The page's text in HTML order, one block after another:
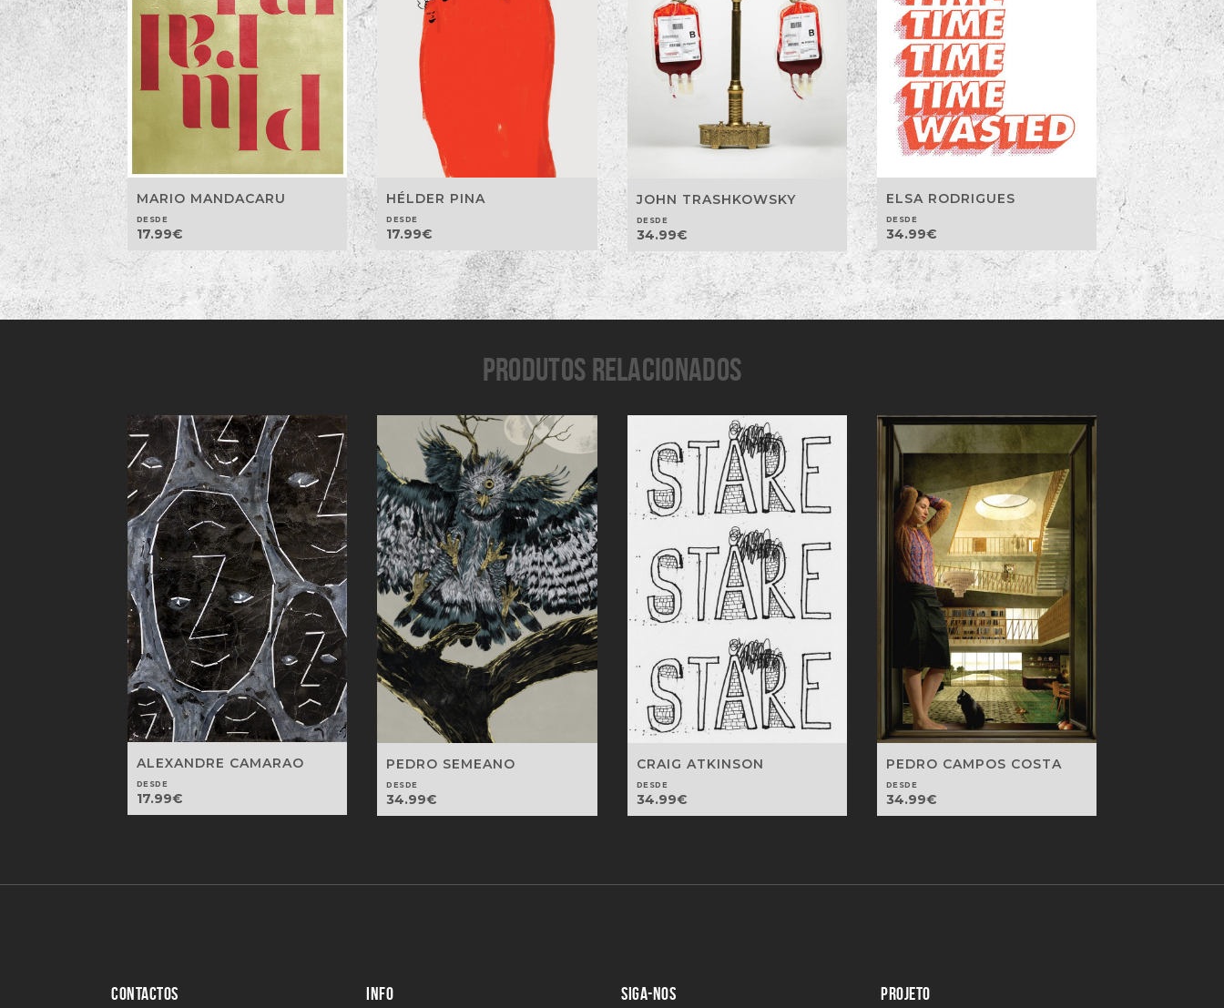
MARIO MANDACARU
DESDE
17.99€
HÉLDER PINA
DESDE
17.99€
JOHN TRASHKOWSKY
DESDE
34.99€
ELSA RODRIGUES
DESDE
34.99€
PRODUTOS RELACIONADOS
ALEXANDRE CAMARAO
DESDE
17.99€
PEDRO SEMEANO
DESDE
34.99€
CRAIG ATKINSON
DESDE
34.99€
PEDRO CAMPOS COSTA
DESDE
34.99€
CONTACTOS INFO SIGA-NOS PROJETO